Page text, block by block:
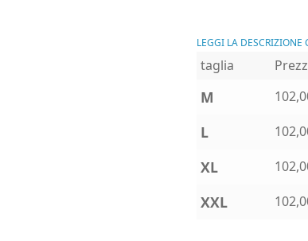
LEGGI LA DESCRIZIONE
taglia
M
L
XL
XXL